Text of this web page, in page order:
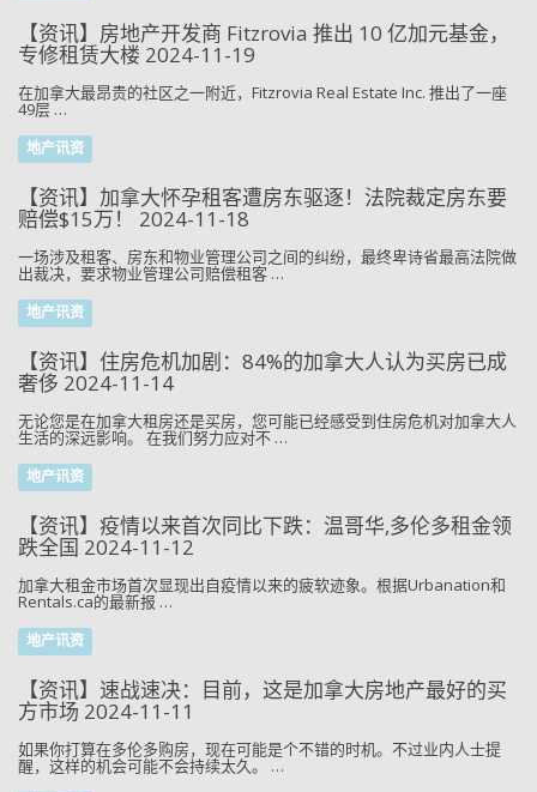
【资讯】房地产开发商 Fitzrovia 推出 10 亿加元基金，
专修租赁大楼 2024-11-19
在加拿大最昂贵的社区之一附近，Fitzrovia Real Estate Inc. 推出了一座
49层 …
地产讯资
【资讯】加拿大怀孕租客遭房东驱逐！法院裁定房东要
赔偿$15万！ 2024-11-18
一场涉及租客、房东和物业管理公司之间的纠纷，最终卑诗省最高法院做
出裁决，要求物业管理公司赔偿租客 …
地产讯资
【资讯】住房危机加剧：84%的加拿大人认为买房已成
奢侈 2024-11-14
无论您是在加拿大租房还是买房，您可能已经感受到住房危机对加拿大人
生活的深远影响。 在我们努力应对不 …
地产讯资
【资讯】疫情以来首次同比下跌：温哥华,多伦多租金领
跌全国 2024-11-12
加拿大租金市场首次显现出自疫情以来的疲软迹象。根据Urbanation和
Rentals.ca的最新报 …
地产讯资
【资讯】速战速决：目前，这是加拿大房地产最好的买
方市场 2024-11-11
如果你打算在多伦多购房，现在可能是个不错的时机。不过业内人士提
醒，这样的机会可能不会持续太久。 …